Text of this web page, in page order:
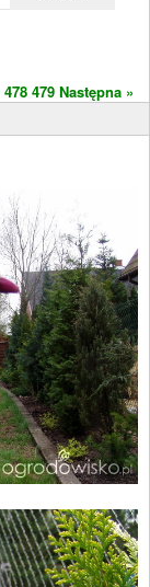
478 479 Następna »